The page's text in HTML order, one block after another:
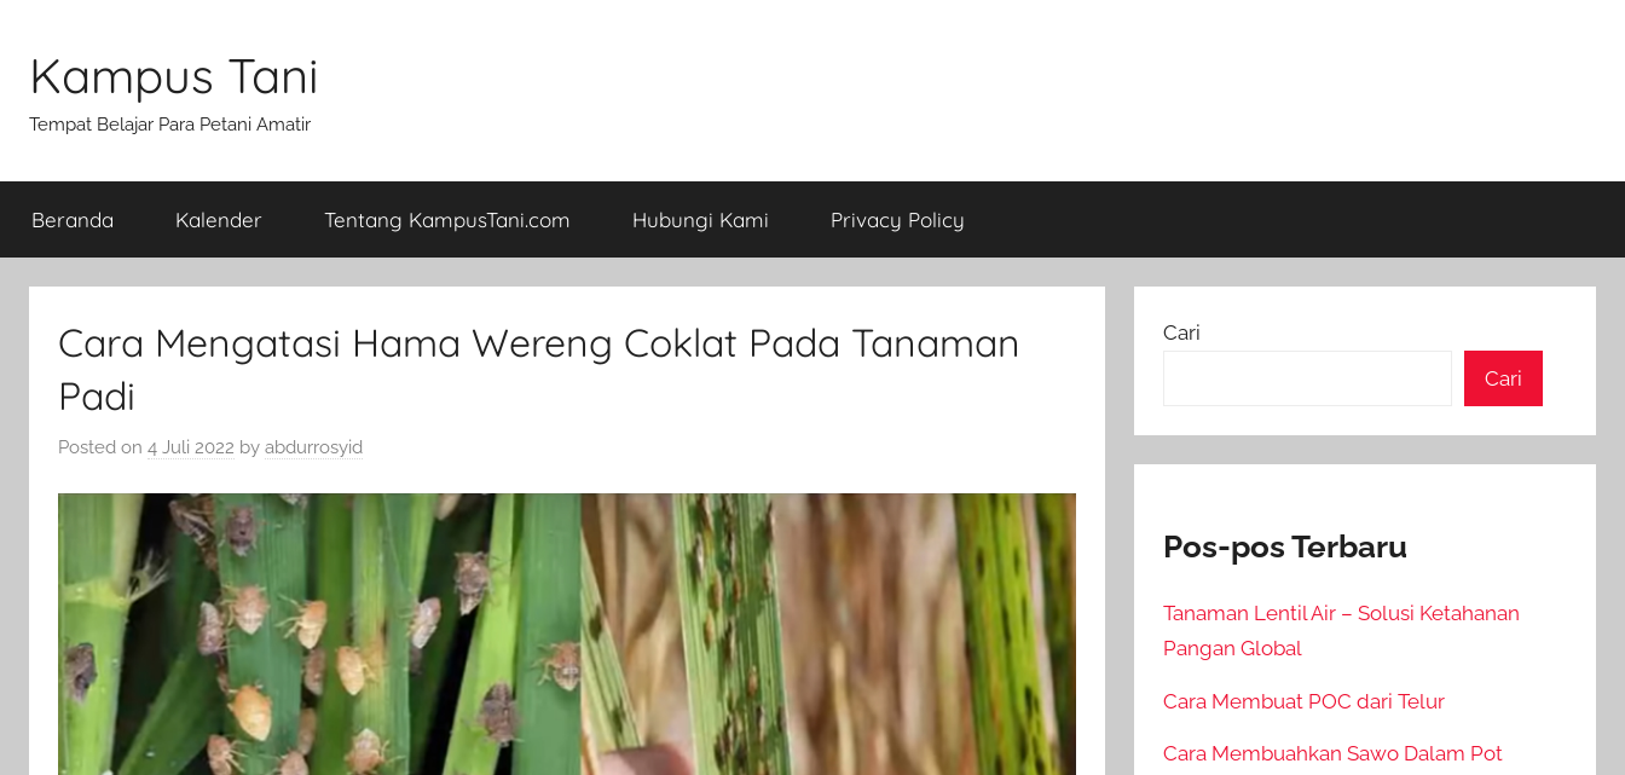
content
Kampus Tani
Tempat Belajar Para Petani Amatir
Beranda Kalender Tentang KampusTani.com Hubungi Kami Privacy Policy
Cara Mengatasi Hama Wereng Coklat Pada Tanaman
Padi
Posted on 4 Juli 2022 by abdurrosyid
Cari
Cari
Pos-pos Terbaru
Tanaman Lentil Air – Solusi Ketahanan
Pangan Global
Cara Membuat POC dari Telur
Cara Membuahkan Sawo Dalam Pot